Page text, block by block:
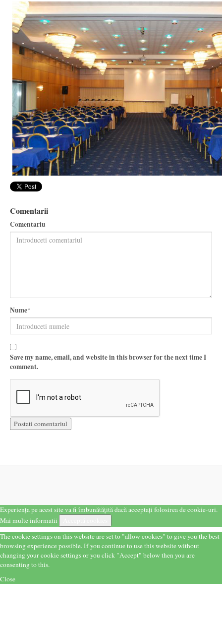
Comentarii
Comentariu
Nume*
Save my name, email, and website in this browser for the next time I
comment.
Experiența pe acest site va fi îmbunătățită dacă acceptați folosirea de cookie-uri.
Mai multe informatii
The cookie settings on this website are set to "allow cookies" to give you the best
browsing experience possible. If you continue to use this website without
changing your cookie settings or you click "Accept" below then you are
consenting to this.
Close